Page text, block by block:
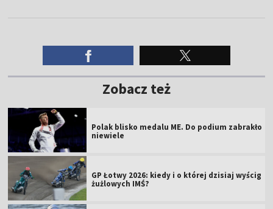
Zobacz też
Polak blisko medalu ME. Do podium zabrakło
niewiele
GP Łotwy 2026: kiedy i o której dzisiaj wyścig
żużlowych IMŚ?